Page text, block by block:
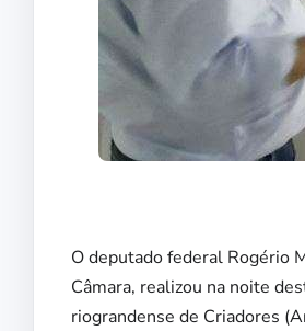
O deputado federal Rogério
Câmara, realizou na noite
riograndense de Criadores